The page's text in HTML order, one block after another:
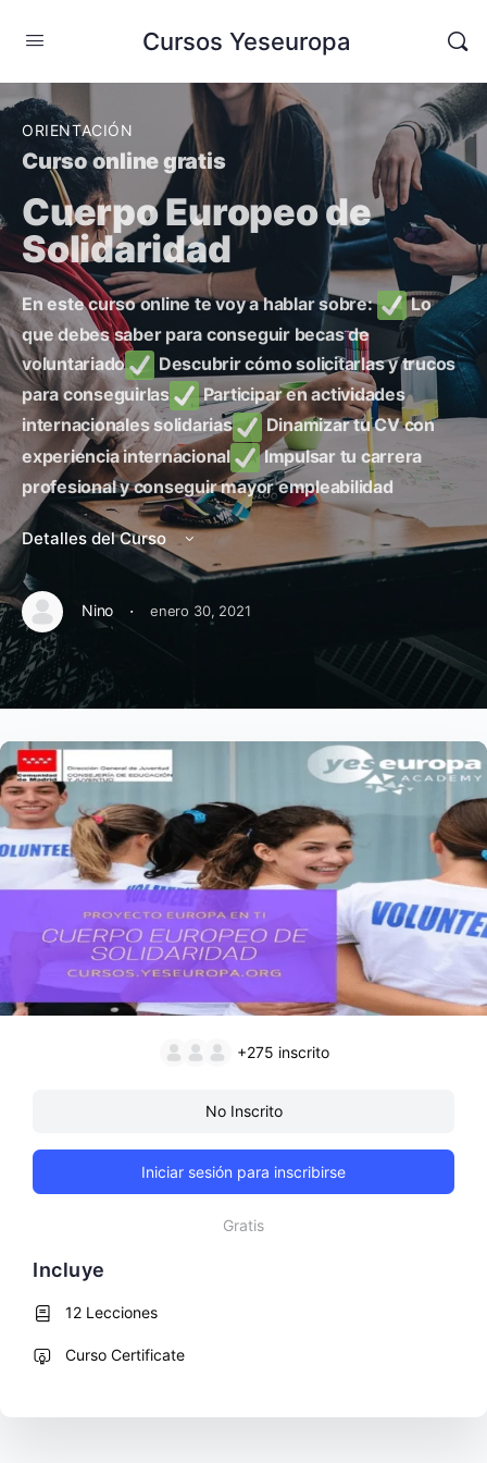
Cursos Yeseuropa
ORIENTACIÓN
Curso online gratis
Cuerpo Europeo de
Solidaridad
En este curso online te voy a hablar sobre:
Lo
que debes saber para conseguir becas de
voluntariado
Descubrir cómo solicitarlas y trucos
para conseguirlas
Participar en actividades
internacionales solidarias
Dinamizar tu CV con
experiencia internacional
Impulsar tu carrera
profesional y conseguir mayor empleabilidad
Detalles del Curso
Nino · enero 30, 2021
+275 inscrito
No Inscrito
Iniciar sesión para inscribirse
Gratis
Incluye
12 Lecciones
Curso Certificate